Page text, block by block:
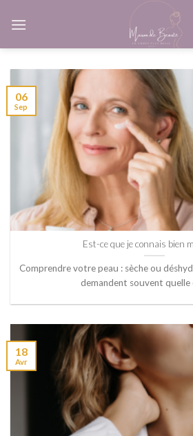
Est-ce que je connais bien
Comprendre votre peau : sèche ou
demandent souvent quelle
06
Sep
18
Avr